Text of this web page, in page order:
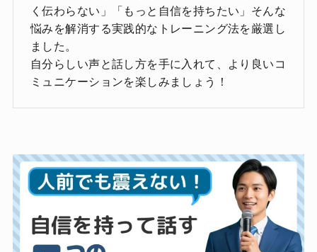
く伝わらない」「もっと自信を持ちたい」そんな
悩みを解消する実践的なトレーニング法を厳選し
ました。
自分らしい声と話し方を手に入れて、より良いコ
ミュニケーションを楽しみましょう！